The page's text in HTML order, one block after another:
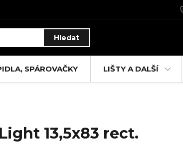
Hledat
SPÁROVAČKY LIŠTY A DALŠÍ
13,5x83 rect.